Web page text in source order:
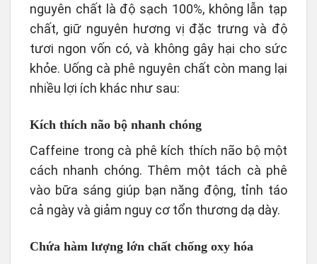
nguyên chất là độ sạch 100%, không lẫn tạp
chất, giữ nguyên hương vị đặc trưng và độ
tươi ngon vốn có, và không gây hại cho sức
khỏe. Uống cà phê nguyên chất còn mang lại
nhiều lợi ích khác như sau:
Kích thích não bộ nhanh chóng
Caffeine trong cà phê kích thích não bộ một
cách nhanh chóng. Thêm một tách cà phê
vào bữa sáng giúp bạn năng động, tỉnh táo
cả ngày và giảm nguy cơ tổn thương dạ dày.
Chứa hàm lượng lớn chất chống oxy hóa